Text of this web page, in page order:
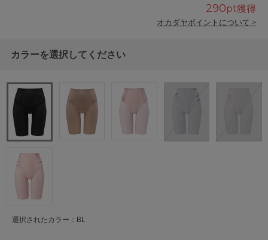
290pt獲得
オカダヤポイントについて >
カラーを選択してください
選択されたカラー：BL